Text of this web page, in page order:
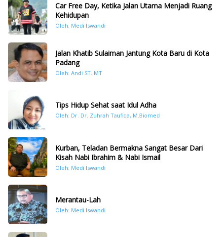
Car Free Day, Ketika Jalan Utama Menjadi Ruang
Kehidupan
Oleh: Medi Iswandi
Jalan Khatib Sulaiman Jantung Kota Baru di Kota
Padang
Oleh: Andi ST. MT
Tips Hidup Sehat saat Idul Adha
Oleh: Dr. Dr. Zuhrah Taufiqa, M.Biomed
Kurban, Teladan Bermakna Sangat Besar Dari
Kisah Nabi Ibrahim & Nabi Ismail
Oleh: Medi Iswandi
Merantau-Lah
Oleh: Medi Iswandi